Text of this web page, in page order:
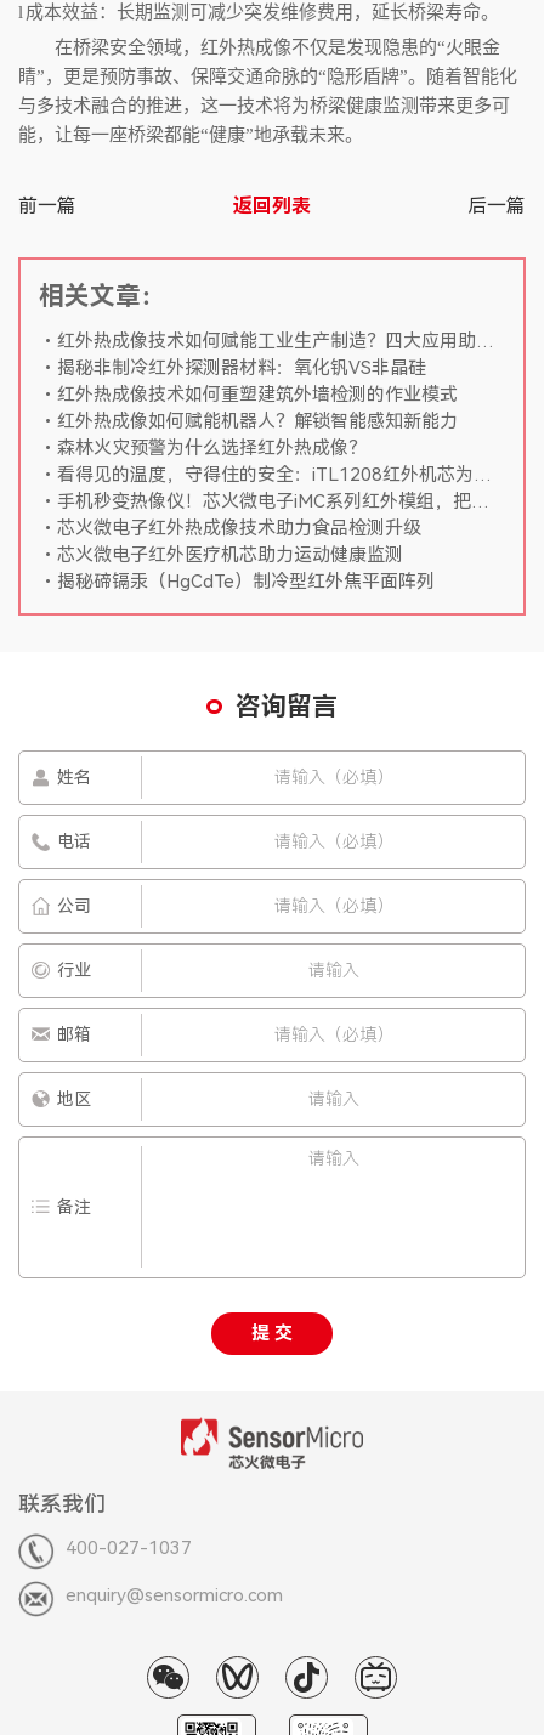
l 成本效益：长期监测可减少突发维修费用，延长桥梁寿命。
在桥梁安全领域，红外热成像不仅是发现隐患的“火眼金
睛”，更是预防事故、保障交通命脉的“隐形盾牌”。随着智能化
与多技术融合的推进，这一技术将为桥梁健康监测带来更多可
能，让每一座桥梁都能“健康”地承载未来。
前一篇 返回列表 后一篇
相关文章：
红外热成像技术如何赋能工业生产制造？四大应用助力智能制造
揭秘非制冷红外探测器材料：氧化钒VS非晶硅
红外热成像技术如何重塑建筑外墙检测的作业模式
红外热成像如何赋能机器人？解锁智能感知新能力
森林火灾预警为什么选择红外热成像？
看得见的温度，守得住的安全：iTL1208红外机芯为煤场筑起“热感防火墙”
手机秒变热像仪！芯火微电子iMC系列红外模组，把黑夜和隐患看得清清楚楚
芯火微电子红外热成像技术助力食品检测升级
芯火微电子红外医疗机芯助力运动健康监测
揭秘碲镉汞（HgCdTe）制冷型红外焦平面阵列
咨询留言
姓名
电话
公司
行业
邮箱
地区
备注
提 交
联系我们
400-027-1037
enquiry@sensormicro.com